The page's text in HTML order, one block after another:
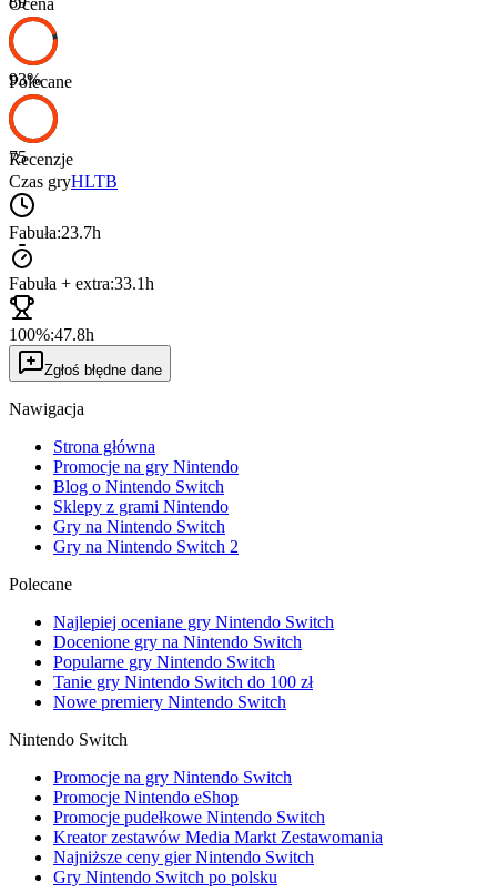
Ocena
93%
Polecane
75
Recenzje
Czas gryHLTB
Fabuła:23.7h
Fabuła + extra:33.1h
100%:47.8h
Zgłoś błędne dane
Nawigacja
Strona główna
Promocje na gry Nintendo
Blog o Nintendo Switch
Sklepy z grami Nintendo
Gry na Nintendo Switch
Gry na Nintendo Switch 2
Polecane
Najlepiej oceniane gry Nintendo Switch
Docenione gry na Nintendo Switch
Popularne gry Nintendo Switch
Tanie gry Nintendo Switch do 100 zł
Nowe premiery Nintendo Switch
Nintendo Switch
Promocje na gry Nintendo Switch
Promocje Nintendo eShop
Promocje pudełkowe Nintendo Switch
Kreator zestawów Media Markt Zestawomania
Najniższe ceny gier Nintendo Switch
Gry Nintendo Switch po polsku